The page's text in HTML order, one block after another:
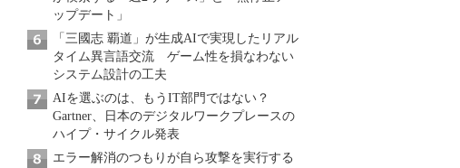
ップデート」
「三國志 覇道」が生成AIで実現したリアル
タイム異言語交流 ゲーム性を損なわない
システム設計の工夫
AIを選ぶのは、もうIT部門ではない？
Gartner、日本のデジタルワークプレースの
ハイプ・サイクル発表
エラー解消のつもりが自ら攻撃を実行する